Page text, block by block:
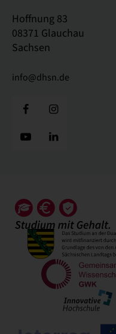
Hoffnung 83
08371 Glauchau
Sachsen
info@dhsn.de